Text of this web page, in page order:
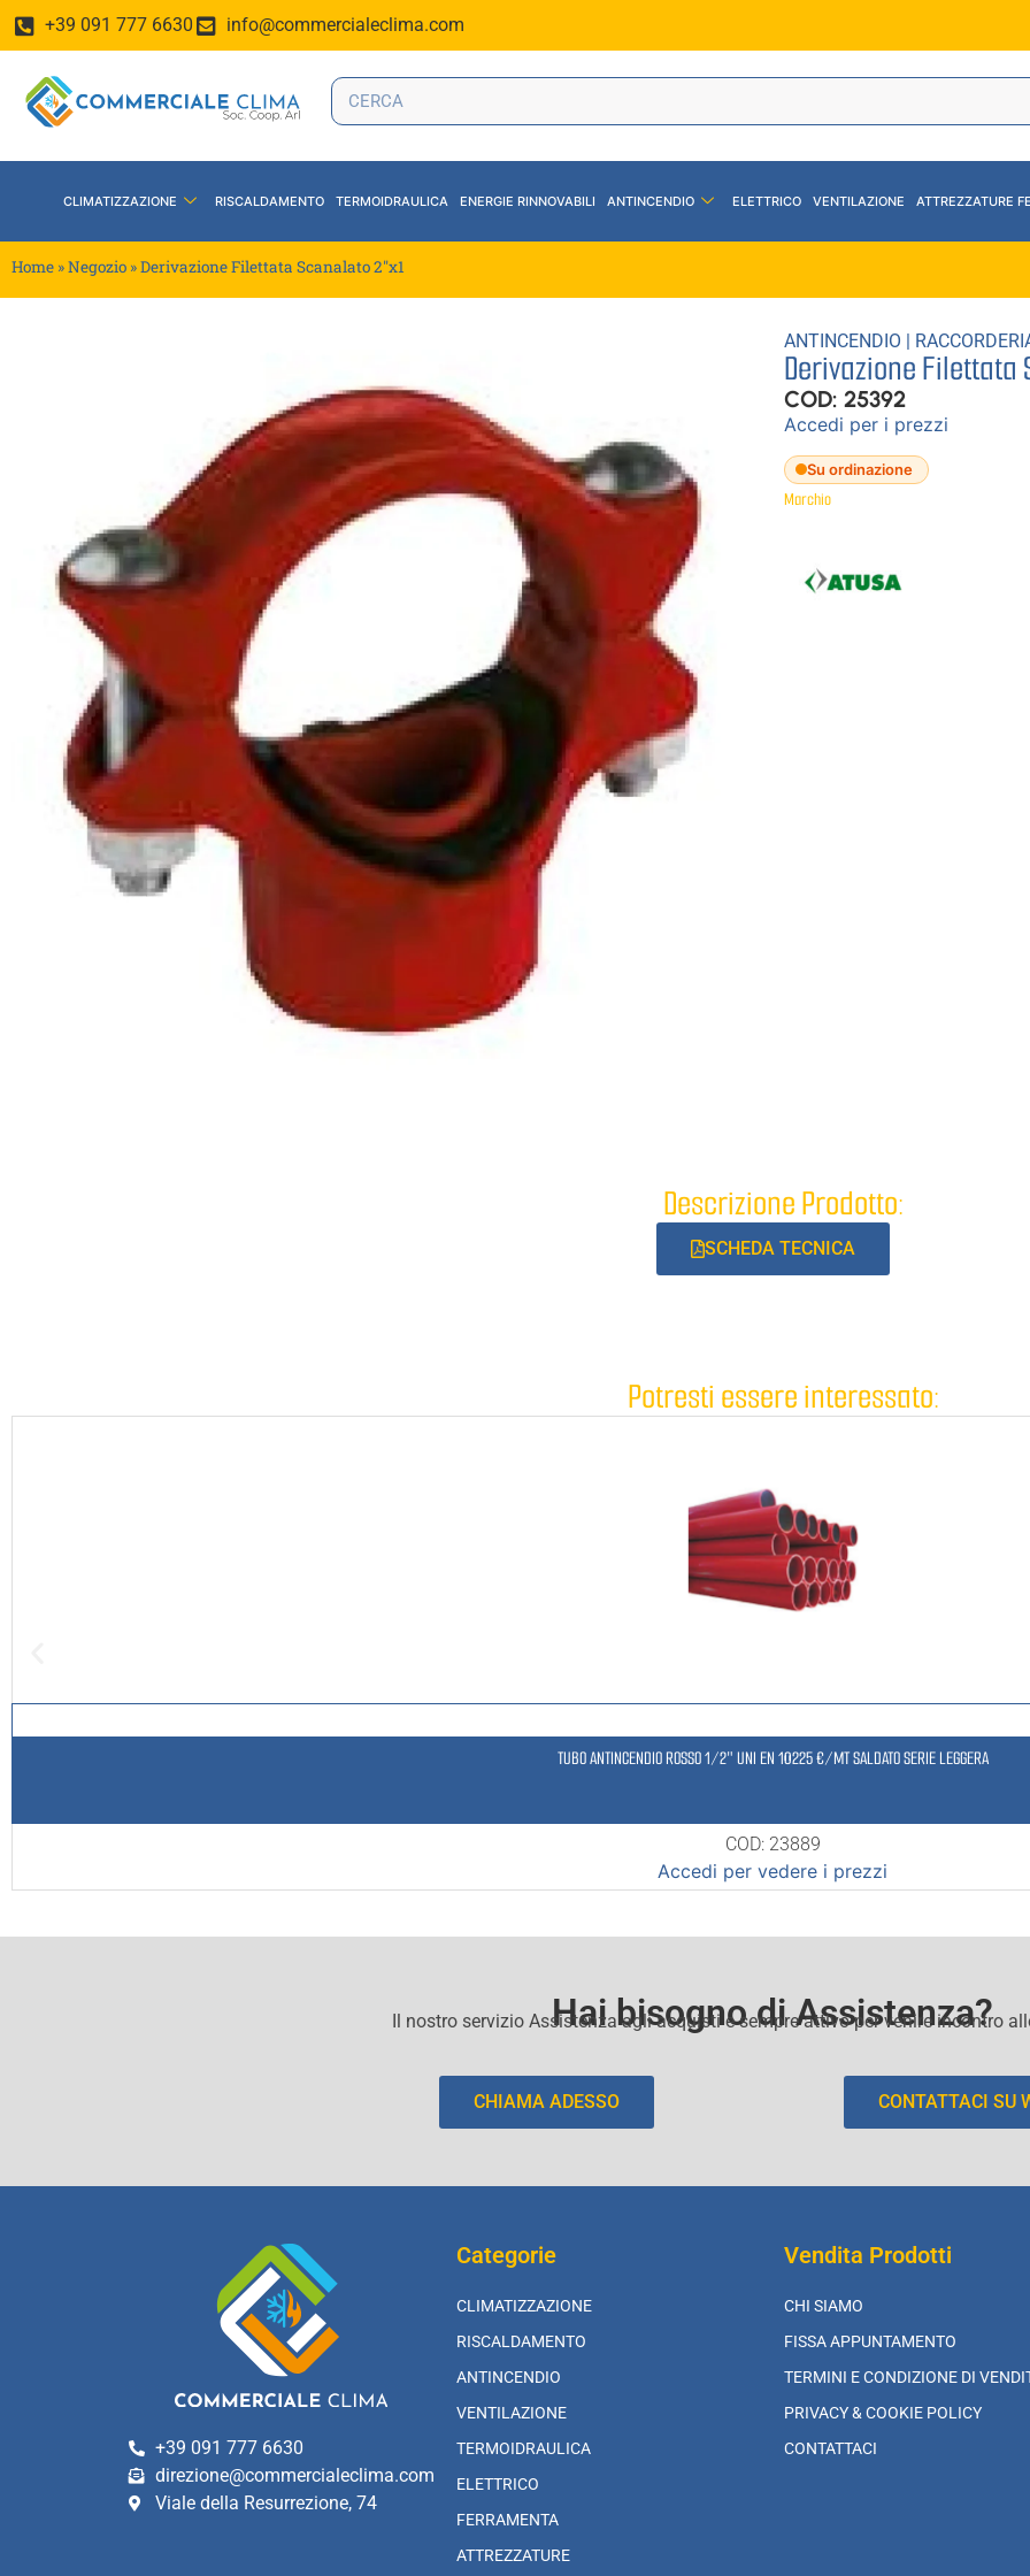
+39 091 777 6630 info@commercialeclima.com
CLIMATIZZAZIONE RISCALDAMENTO TERMOIDRAULICA ENERGIE RINNOVABILI ANTINCENDIO ELETTRICO VENTILAZIONE ATTREZZATURE
Home »Negozio »Derivazione Filettata Scanalato 2″x1
ANTINCENDIO |
Derivazione Filettata
COD: 25392
Accedi per i prezzi
Su ordinazione
Marchio
Descrizione Prodotto:
SCHEDA TECNICA
Potresti essere interessato:
TUBO ANTINCENDIO ROSSO 1/2″ UNI EN 10225 €/MT SALDATO SERIE LEGGERA
COD: 23889
Accedi per vedere i prezzi
Hai bisogno di Assistenza?
Il nostro servizio Assistenza agli acquisti e sempre attivo per venire incontro
CHIAMA ADESSO CONTATTACI SU
+39 091 777 6630
direzione@commercialeclima.com
Viale della Resurrezione, 74
Categorie
CLIMATIZZAZIONE
RISCALDAMENTO
ANTINCENDIO
VENTILAZIONE
TERMOIDRAULICA
ELETTRICO
FERRAMENTA
ATTREZZATURE
Vendita Prodotti
CHI SIAMO
FISSA APPUNTAMENTO
TERMINI E CONDIZIONE DI
PRIVACY & COOKIE POLICY
CONTATTACI